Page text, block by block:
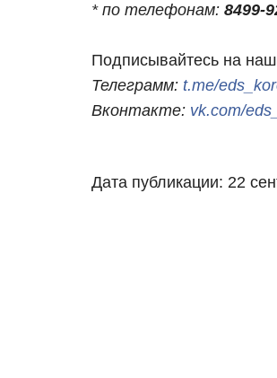
* по телефонам: 8499-
Подписывайтесь на
Телеграмм: t.me/
Вконтакте: vk.com/
Дата публикации: 22